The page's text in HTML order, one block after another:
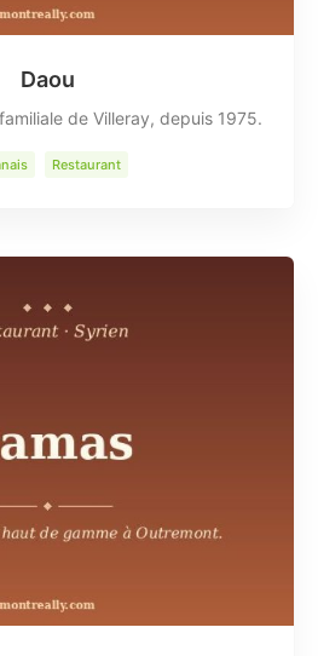
Daou
de Villeray, depuis 1975.
Restaurant